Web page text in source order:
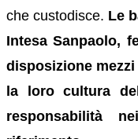
che custodisce. Le
Intesa Sanpaolo,
disposizione
la loro cultura
responsabilità